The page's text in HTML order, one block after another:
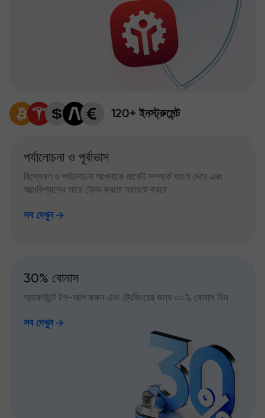
120+ ইনস্ট্রুমেন্ট
পর্যালোচনা ও পূর্বাভাস
বিশ্লেষণ ও পর্যালোচনা আপনাকে মার্কেট সম্পর্কে ধারণা দেবে এবং
আত্মবিশ্বাসের সাথে ট্রেড করতে সহায়তা করবে
সব দেখুন
30% বোনাস
অ্যাকাউন্টে টপ-আপ করুন এবং ট্রেডিংয়ের জন্য ৩০% বোনাস নিন
সব দেখুন